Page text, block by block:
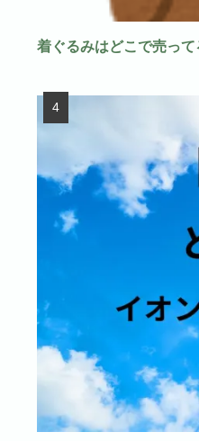
着ぐるみはどこで売っ